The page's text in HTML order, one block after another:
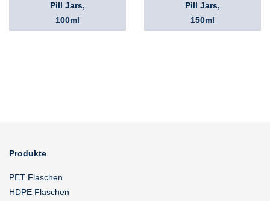
Pill Jars,
100ml
Pill Jars,
150ml
Produkte
PET Flaschen
HDPE Flaschen